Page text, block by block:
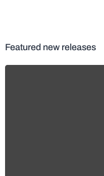
Featured new releases